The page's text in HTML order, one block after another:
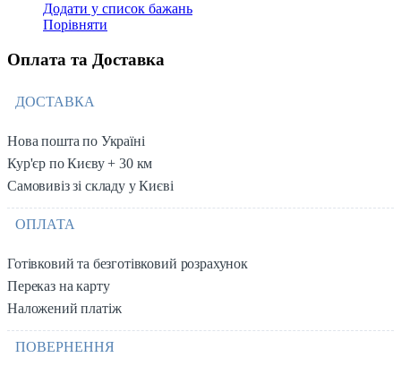
Додати у список бажань
Порівняти
Оплата та Доставка
ДОСТАВКА
Нова пошта по Україні
Кур'єр по Києву + 30 км
Самовивіз зі складу у Києві
ОПЛАТА
Готівковий та безготівковий розрахунок
Переказ на карту
Наложений платіж
ПОВЕРНЕННЯ